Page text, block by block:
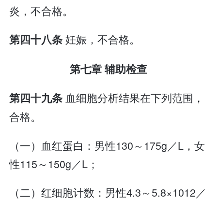
炎，不合格。
第四十八条妊娠，不合格。
第七章 辅助检查
第四十九条血细胞分析结果在下列范围，
合格。
（一）血红蛋白：男性130～175g／L，女
性115～150g／L；
（二）红细胞计数：男性4.3～5.8×1012／